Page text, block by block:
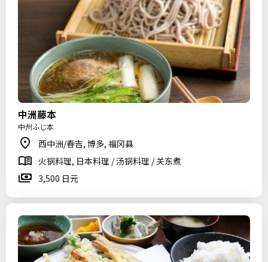
中洲藤本
中州ふじ本
西中洲/春吉, 博多, 福冈县
火锅料理, 日本料理 / 汤锅料理 / 关东煮
3,500 日元